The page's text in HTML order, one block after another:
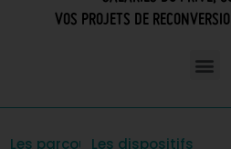
VOS PROJETS DE
Les parcoursLes dispositifs